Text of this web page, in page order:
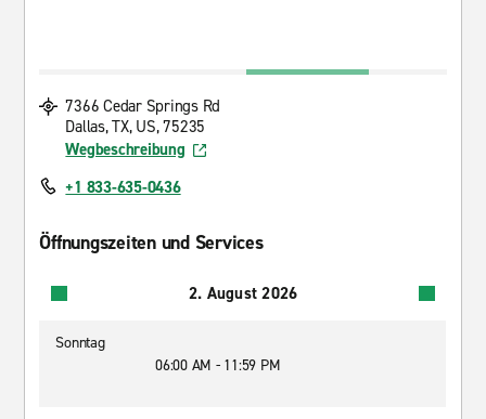
7366 Cedar Springs Rd
Dallas, TX, US, 75235
Wegbeschreibung
+1 833-635-0436
Öffnungszeiten und Services
2. August 2026
Sonntag
06:00 AM - 11:59 PM